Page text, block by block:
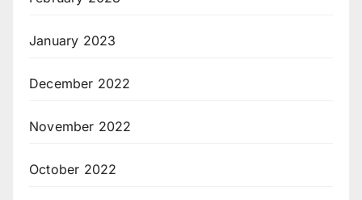
January 2023
December 2022
November 2022
October 2022